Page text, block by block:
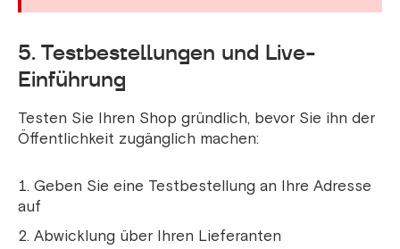
5. Testbestellungen und Live-
Einführung
Testen Sie Ihren Shop gründlich, bevor Sie ihn der
Öffentlichkeit zugänglich machen:
Geben Sie eine Testbestellung an Ihre Adresse
auf
Abwicklung über Ihren Lieferanten